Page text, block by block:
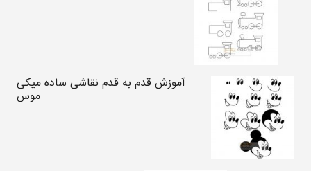
آموزش قدم به قدم نقاشی ساده میکی
موس